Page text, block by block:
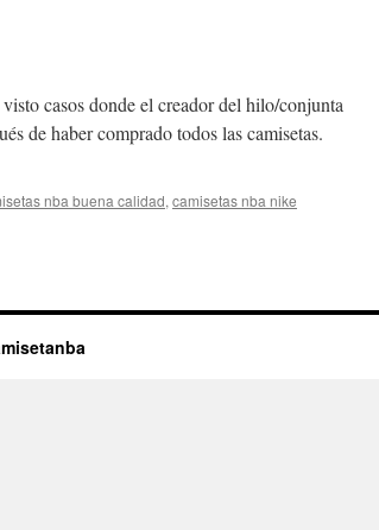
casos donde el creador del hilo/conjunta
de haber comprado todos las camisetas.
nba buena calidad, camisetas nba nike